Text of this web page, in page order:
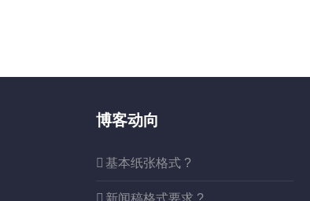
博客动向
基本纸张格式 ?
新闻稿格式要求 ?